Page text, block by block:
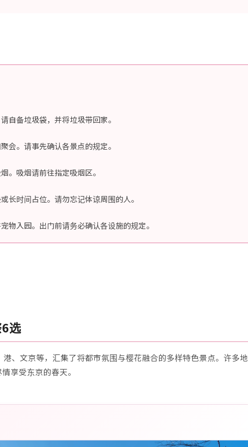
自备垃圾袋，并将垃圾带回家。
会。请事先确认各景点的规定。
。吸烟请前往指定吸烟区。
长时间占位。请勿忘记体谅周围的人。
物入园。出门前请务必确认各设施的规定。
选
、文京等，汇集了将都市氛围与樱花融合的多样特色景点。许多地
享受东京的春天。